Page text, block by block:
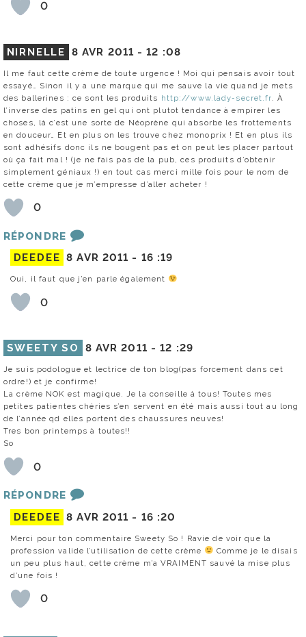
0
NIRNELLE 8 AVR 2011 -12 :08
Il me faut cette crème de toute urgence ! Moi qui pensais avoir tout
essayé… Sinon il y a une marque qui me sauve la vie quand je mets
des ballerines : ce sont les produits http://www.lady-secret.fr . À
l’inverse des patins en gel qui ont plutot tendance à empirer les
choses, là c’est une sorte de Néoprène qui absorbe les frottements
en douceur… Et en plus on les trouve chez monoprix ! Et en plus ils
sont adhésifs donc ils ne bougent pas et on peut les placer partout
où ça fait mal ! (je ne fais pas de la pub, ces produits d’obtenir
simplement géniaux !) en tout cas merci mille fois pour le nom de
cette crème que je m’empresse d’aller acheter !
0
RÉPONDRE
DEEDEE 8 AVR 2011 - 16 :19
Oui, il faut que j’en parle également
0
SWEETY SO 8 AVR 2011 -12 :29
Je suis podologue et lectrice de ton blog(pas forcement dans cet
ordre!) et je confirme!
La crème NOK est magique. Je la conseille à tous! Toutes mes
petites patientes chéries s’en servent en été mais aussi tout au long
de l’année qd elles portent des chaussures neuves!
Tres bon printemps à toutes!!
So
0
RÉPONDRE
DEEDEE 8 AVR 2011 - 16 :20
Merci pour ton commentaire Sweety So ! Ravie de voir que la
profession valide l’utilisation de cette crème
Comme je le disais
un peu plus haut, cette crème m’a VRAIMENT sauvé la mise plus
d’une fois !
0